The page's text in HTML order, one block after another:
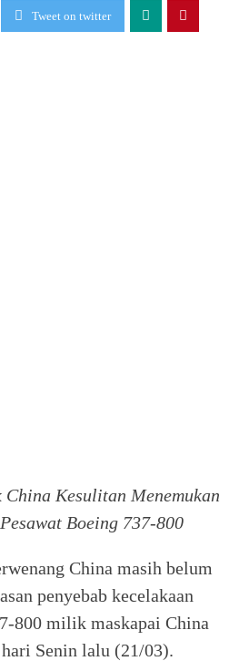
Tweet on twitter
China Kesulitan Menemukan
Boeing 737-800
China masih belum
penyebab kecelakaan
800 milik maskapai China
Senin lalu (21/03).